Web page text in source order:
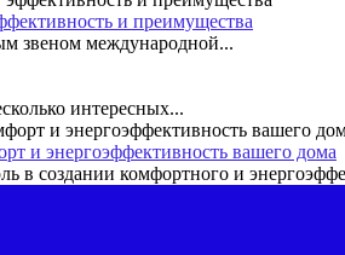
и преимущества
звеном международной...
интересных...
и энергоэффективность вашего дома
в создании комфортного и